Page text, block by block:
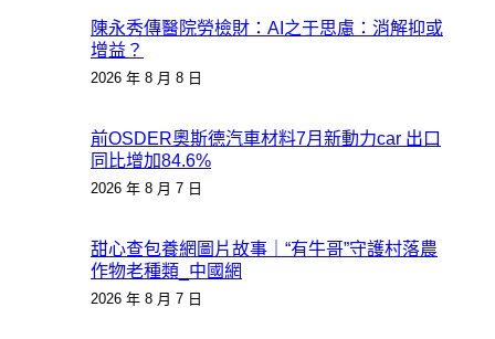
陳永秀傳醫院勞檢財：AI之于思慮：消解抑或
增益？
2026 年 8 月 8 日
前OSDER奧斯德汽車材料7月新動力car 出口
同比增加84.6%
2026 年 8 月 7 日
甜心查包養網圖片故事｜“有牛哥”守護村落農
作物老種類_中國網
2026 年 8 月 7 日